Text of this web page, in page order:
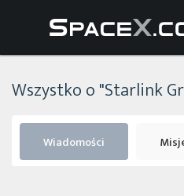
Starlink
Wszystko o "Starlink
Wiadomości